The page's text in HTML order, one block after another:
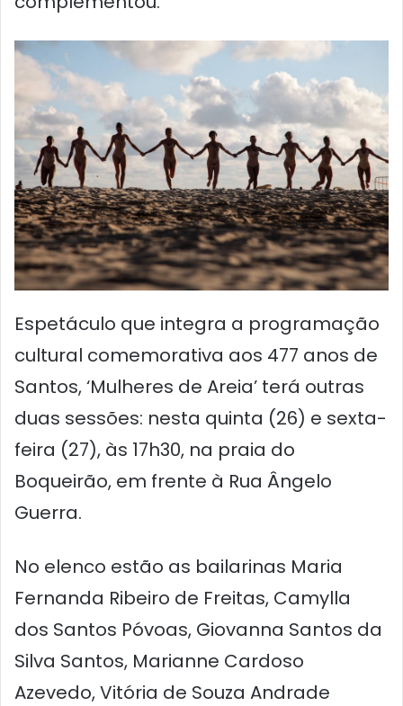
Espetáculo que integra a programação
cultural comemorativa aos 477 anos de
Santos, ‘Mulheres de Areia’ terá outras
duas sessões: nesta quinta (26) e sexta-
feira (27), às 17h30, na praia do
Boqueirão, em frente à Rua Ângelo
Guerra.
No elenco estão as bailarinas Maria
Fernanda Ribeiro de Freitas, Camylla
dos Santos Póvoas, Giovanna Santos da
Silva Santos, Marianne Cardoso
Azevedo, Vitória de Souza Andrade